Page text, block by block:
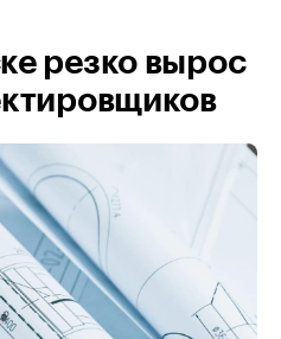
резко вырос